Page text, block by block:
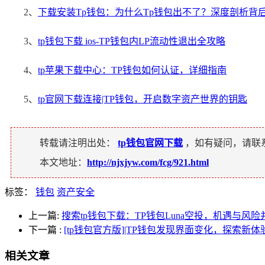
2、 下载安装Tp钱包：为什么Tp钱包出不了？深度剖析背
3、 tp钱包下载 ios-TP钱包内LP流动性退出全攻略
4、 tp苹果下载中心：TP钱包如何认证，详细指南
5、 tp官网下载连接|TP钱包，开启数字资产世界的钥匙
转载请注明出处： tp钱包官网下载 ，如有疑问，请联
本文地址： http://njxjyw.com/fcg/921.html
标签： 钱包 资产安全
上一篇: 搜索tp钱包下载：TP钱包Luna空投，机遇与风险
下一篇 : [tp钱包官方版]|TP钱包发现界面变化，探索新体
相关文章